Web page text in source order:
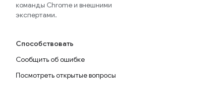
команды Chrome и внешними
экспертами.
Способствовать
Сообщить об ошибке
Посмотреть открытые вопросы